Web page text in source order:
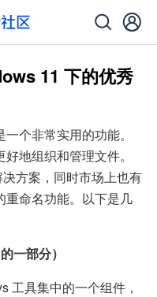
11 下的优秀
个非常实用的功能。
地组织和管理文件。
方案，同时市场上也有
重命名功能。以下是几
一部分）
工具集中的一个组件，